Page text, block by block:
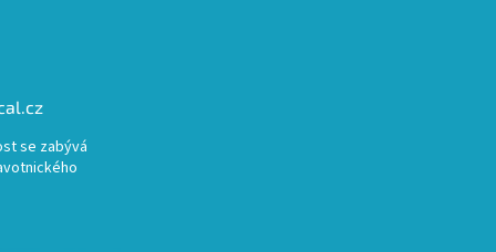
se zabývá